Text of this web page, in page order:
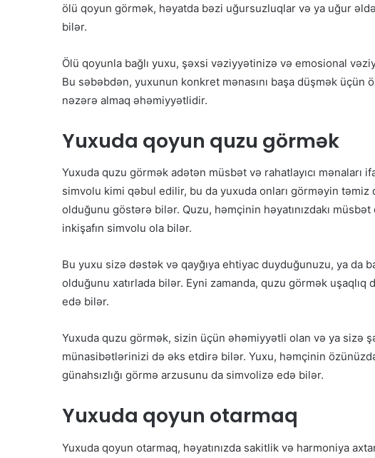
ölü qoyun görmək, həyatda bəzi uğursuzluqlar və ya uğur
bilər.
Ölü qoyunla bağlı yuxu, şəxsi vəziyyətinizə və emosional
Bu səbəbdən, yuxunun konkret mənasını başa düşmək üçün
nəzərə almaq əhəmiyyətlidir.
Yuxuda qoyun quzu görmək
Yuxuda quzu görmək adətən müsbət və rahatlayıcı mənaları
simvolu kimi qəbul edilir, bu da yuxuda onları görməyin
olduğunu göstərə bilər. Quzu, həmçinin həyatınızdakı
inkişafın simvolu ola bilər.
Bu yuxu sizə dəstək və qayğıya ehtiyac duyduğunuzu, ya da
olduğunu xatırlada bilər. Eyni zamanda, quzu görmək
edə bilər.
Yuxuda quzu görmək, sizin üçün əhəmiyyətli olan və ya sizə
münasibətlərinizi də əks etdirə bilər. Yuxu, həmçinin
günahsızlığı görmə arzusunu da simvolizə edə bilər.
Yuxuda qoyun otarmaq
Yuxuda qoyun otarmaq, həyatınızda sakitlik və harmoniya